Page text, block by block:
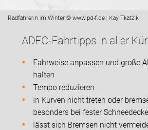
Radfahrerin im Winter © www.pd-f.de | Kay Tkatzik
ADFC-Fahrtipps in aller
Fahrweise anpassen und große
halten
Tempo reduzieren
in Kurven nicht treten oder
besonders bei fester
lässt sich Bremsen nicht